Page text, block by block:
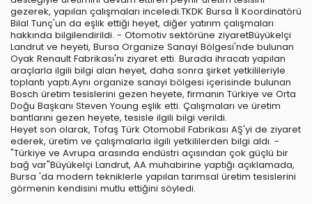
gezerek, yapılan çalışmaları inceledi.TKDK Bursa İl Koordinatörü
Bilal Tunç'un da eşlik ettiği heyet, diğer yatırım çalışmaları
hakkında bilgilendirildi. - Otomotiv sektörüne ziyaretBüyükelçi
Landrut ve heyeti, Bursa Organize Sanayi Bölgesi'nde bulunan
Oyak Renault Fabrikası'nı ziyaret etti. Burada ihracatı yapılan
araçlarla ilgili bilgi alan heyet, daha sonra şirket yetkilileriyle
toplantı yaptı.Aynı organize sanayi bölgesi içerisinde bulunan
Bosch üretim tesislerini gezen heyete, firmanın Türkiye ve Orta
Doğu Başkanı Steven Young eşlik etti. Çalışmaları ve üretim
bantlarını gezen heyete, tesisle ilgili bilgi verildi.
Heyet son olarak, Tofaş Türk Otomobil Fabrikası AŞ'yi de ziyaret
ederek, üretim ve çalışmalarla ilgili yetkililerden bilgi aldı. -
"Türkiye ve Avrupa arasında endüstri açısından çok güçlü bir
bağ var"Büyükelçi Landrut, AA muhabirine yaptığı açıklamada,
Bursa 'da modern tekniklerle yapılan tarımsal üretim tesislerini
görmenin kendisini mutlu ettiğini söyledi.